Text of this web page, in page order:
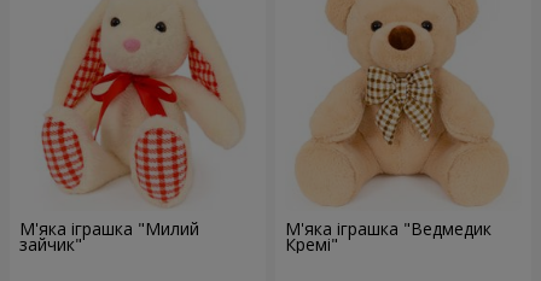
М'яка іграшка "Милий
зайчик"
М'яка іграшка "Ведмедик
Кремі"